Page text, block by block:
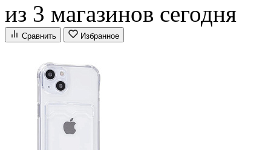
из 3 магазинов сегодня
Сравнить Избранное